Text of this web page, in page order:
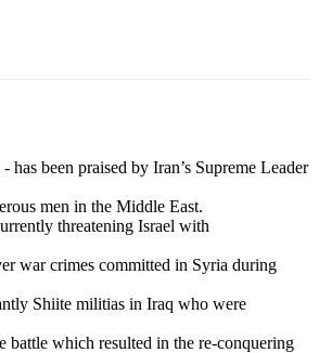
- has been praised by Iran’s Supreme Leader
men in the Middle East.
threatening Israel with
warcrimes committed in Syria during
Shiite militias in Iraq who were
battle which resulted in the re-conquering